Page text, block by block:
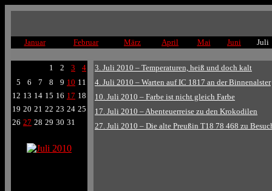
Januar Februar März April Mai Juni Juli
1 2 3
4
5
6 7 8 9 10 11
12 13 14 15 16 17 18
19 20 21 22 23 24 25
26 27 28 29 30 31
3. Juli 2010 – Temperaturen, heiß und doch kalt
4. Juli 2010 – Warten auf IC 1817 an der Binnenalster
10. Juli 2010 – Farbe ist nicht gleich Farbe
17. Juli 2010 – Abenteuerreise zu den Krokodilen
27. Juli 2010 – Die alte Preußin T18 78 468 zu